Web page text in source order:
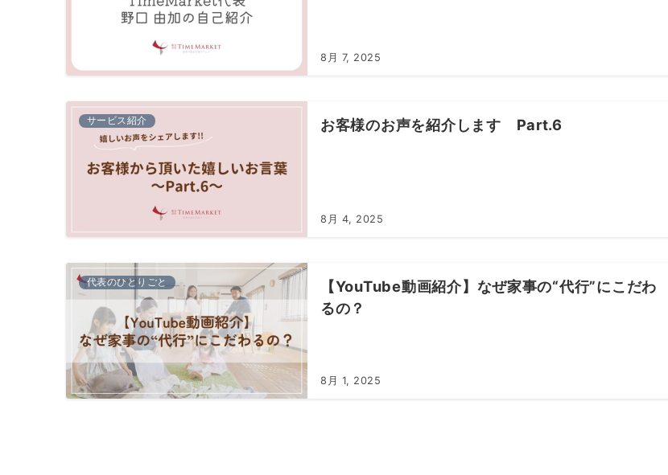
8月 7, 2025
サービス紹介 お客様のお声を紹介します Part.6
8月 4, 2025
代表のひとりごと
【YouTube動画紹介】なぜ家事の“代行”にこだわ
るの？
8月 1, 2025